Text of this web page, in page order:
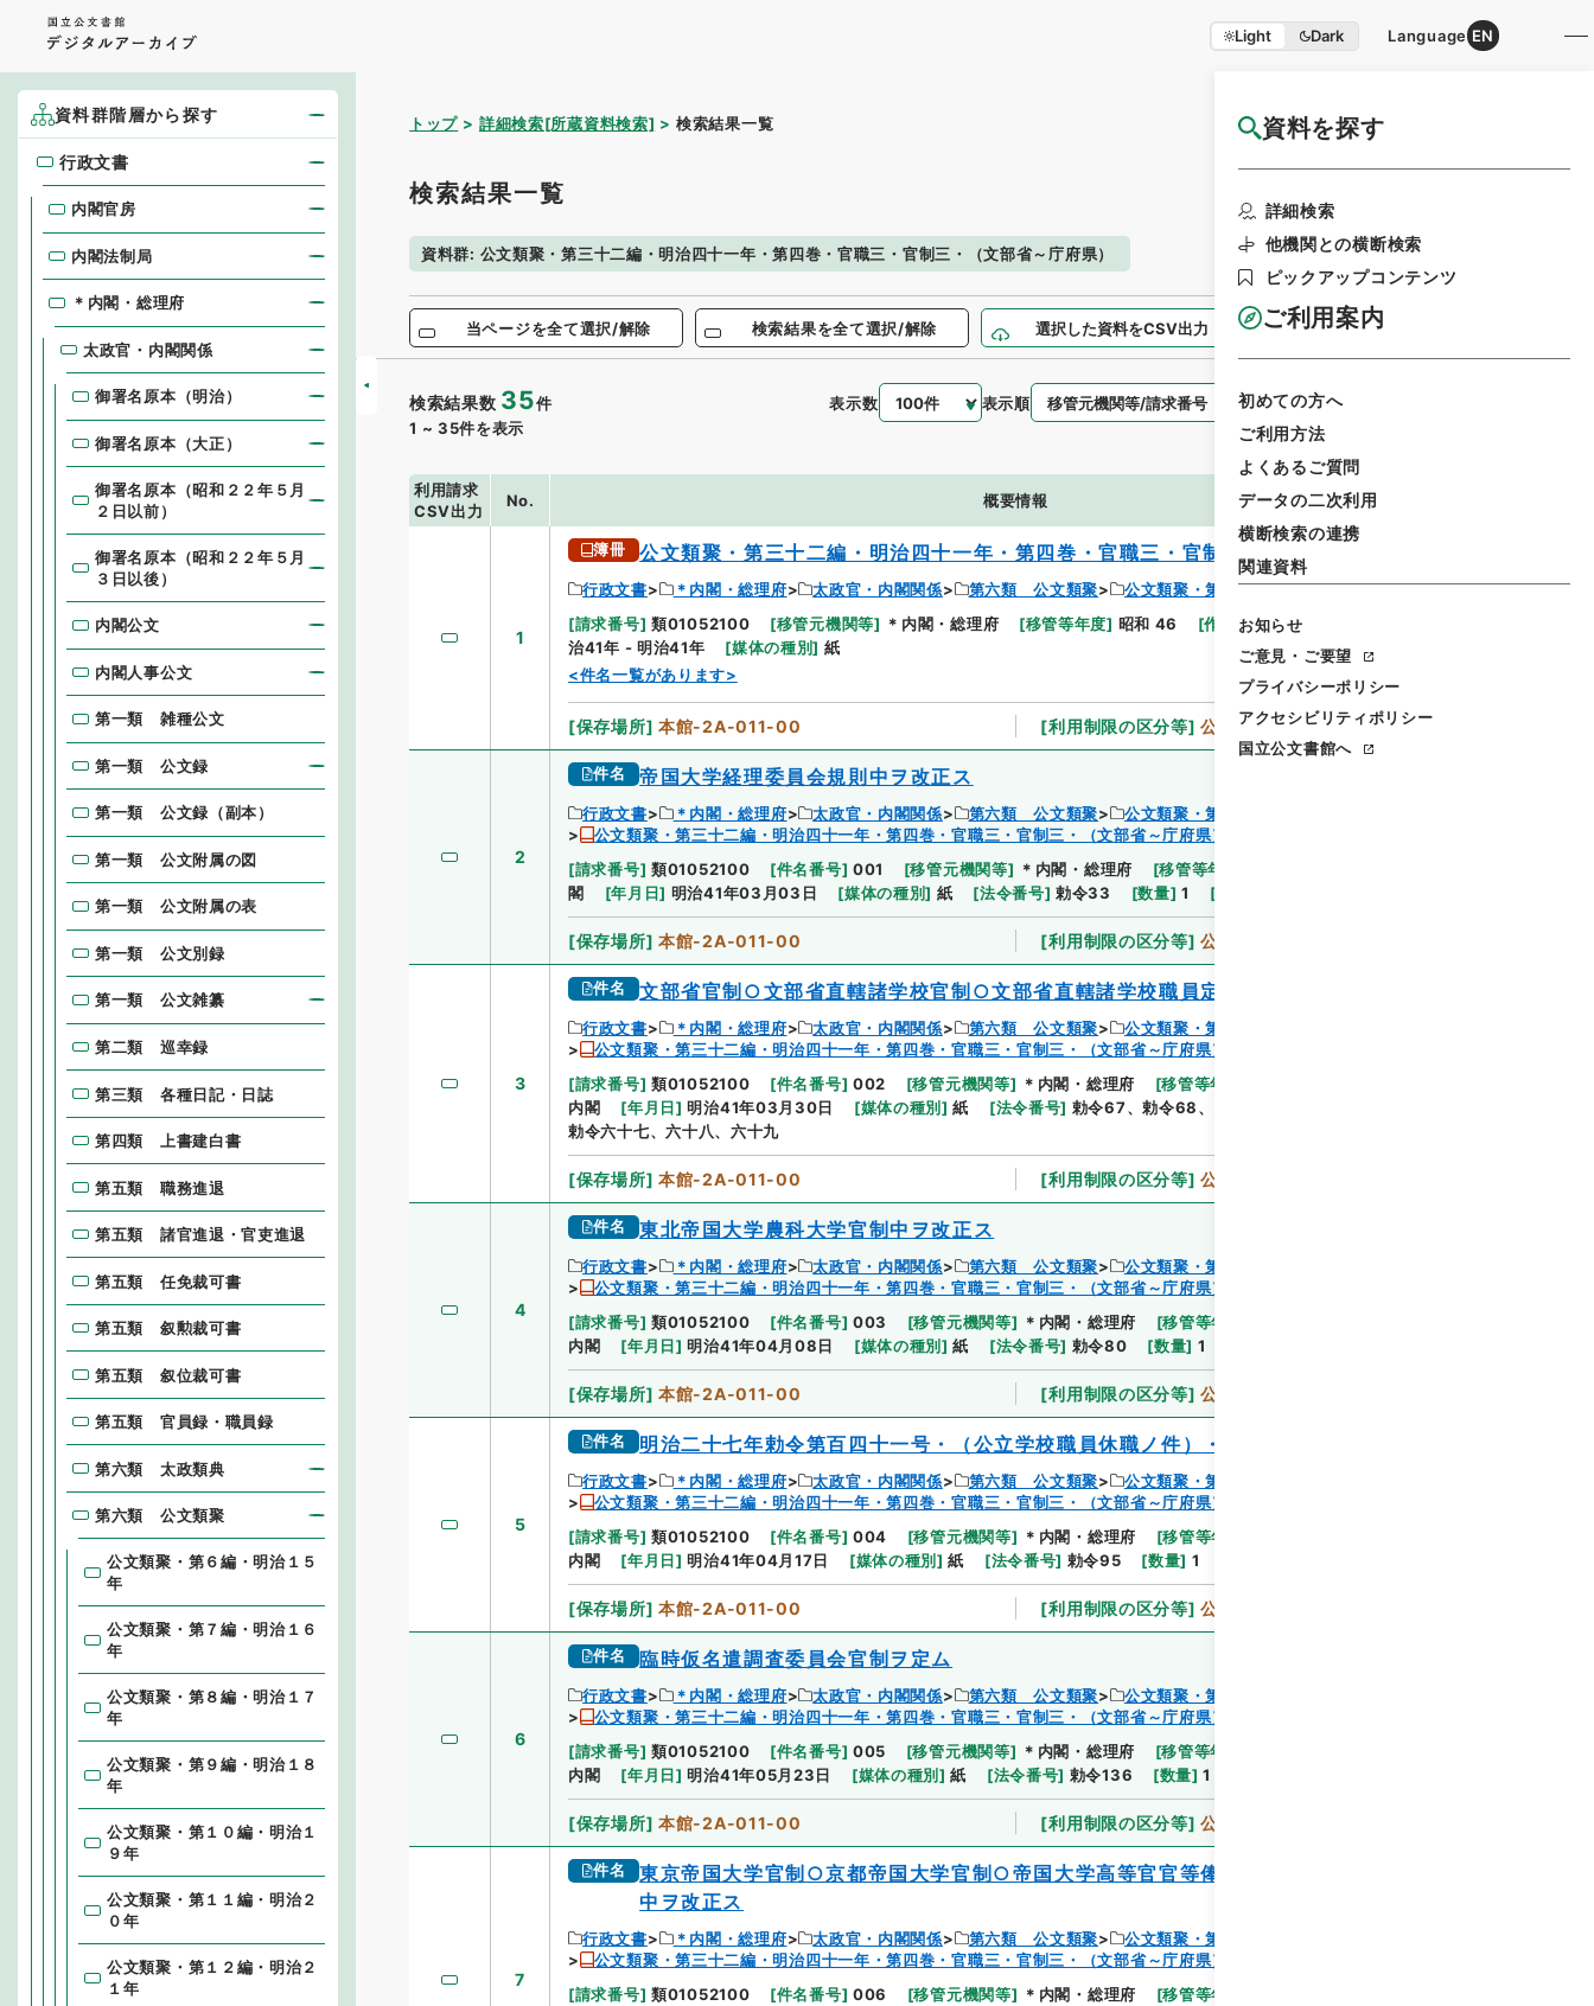
Light Dark Language EN
資料を探す
詳細検索
他機関との横断検索
ピックアップコンテンツ
ご利用案内
初めての方へ
ご利用方法
よくあるご質問
データの二次利用
横断検索の連携
関連資料
お知らせ
ご意見・ご要望
プライバシーポリシー
アクセシビリティポリシー
国立公文書館へ
トップ 詳細検索[所蔵資料検索] 検索結果一覧 国立公文書館HP利用案内
検索結果一覧
資料群: 公文類聚・第三十二編・明治四十一年・第四巻・官職三・官制三・（文部省～庁府県）
当ページを全て選択/解除 検索結果を全て選択/解除 選択した資料をCSV出力 選択した資料を利用請求
検索結果数 35件
1 ~ 35件を表示
表示数 表示順 表示スタイル
利用請求
CSV出力
No. 概要情報
1
簿冊 公文類聚・第三十二編・明治四十一年・第四巻・官職三・官制三・（文部省～庁府県）
行政文書 ＊内閣・総理府 太政官・内閣関係 第六類 公文類聚
公文類聚・第３２編・明治４１年
[請求番号] 類01052100 [移管元機関等] ＊内閣・総理府 [移管等年度] 昭和 46 [作成・取得者]
治41年 - 明治41年
[媒体の種別] 紙
<件名一覧があります>
[保存場所] 本館-2A-011-00 [利用制限の区分等] 公開
2
件名 帝国大学経理委員会規則中ヲ改正ス
行政文書 ＊内閣・総理府 太政官・内閣関係 第六類 公文類聚
公文類聚・第３２編・明治４１年
公文類聚・第三十二編・明治四十一年・第四巻・官職三・官制三・（文部省～庁府県）
[請求番号] 類01052100 [件名番号] 001 [移管元機関等] ＊内閣・総理府 [移管等年度
閣
[年月日] 明治41年03月03日 [媒体の種別] 紙 [法令番号] 勅令33 [数量] 1 [
[保存場所] 本館-2A-011-00 [利用制限の区分等] 公開
3
件名 文部省官制○文部省直轄諸学校官制○文部省直轄諸学校職員定員令中ヲ改正ス
行政文書 ＊内閣・総理府 太政官・内閣関係 第六類 公文類聚
公文類聚・第３２編・明治４１年
公文類聚・第三十二編・明治四十一年・第四巻・官職三・官制三・（文部省～庁府県）
[請求番号] 類01052100 [件名番号] 002 [移管元機関等] ＊内閣・総理府 [移管等年度
内閣
[年月日] 明治41年03月30日 [媒体の種別] 紙 [法令番号] 勅令67、勅令68、勅令69
勅令六十七、六十八、六十九
[保存場所] 本館-2A-011-00 [利用制限の区分等] 公開
4
件名 東北帝国大学農科大学官制中ヲ改正ス
行政文書 ＊内閣・総理府 太政官・内閣関係 第六類 公文類聚
公文類聚・第３２編・明治４１年
公文類聚・第三十二編・明治四十一年・第四巻・官職三・官制三・（文部省～庁府県）
[請求番号] 類01052100 [件名番号] 003 [移管元機関等] ＊内閣・総理府 [移管等年度
内閣
[年月日] 明治41年04月08日 [媒体の種別] 紙 [法令番号] 勅令80 [数量] 1
[保存場所] 本館-2A-011-00 [利用制限の区分等] 公開
5
件名 明治二十七年勅令第百四十一号・（公立学校職員休職ノ件）・中ヲ改正ス
行政文書 ＊内閣・総理府 太政官・内閣関係 第六類 公文類聚
公文類聚・第３２編・明治４１年
公文類聚・第三十二編・明治四十一年・第四巻・官職三・官制三・（文部省～庁府県）
[請求番号] 類01052100 [件名番号] 004 [移管元機関等] ＊内閣・総理府 [移管等年度
内閣
[年月日] 明治41年04月17日 [媒体の種別] 紙 [法令番号] 勅令95 [数量] 1
[保存場所] 本館-2A-011-00 [利用制限の区分等] 公開
6
件名 臨時仮名遣調査委員会官制ヲ定ム
行政文書 ＊内閣・総理府 太政官・内閣関係 第六類 公文類聚
公文類聚・第３２編・明治４１年
公文類聚・第三十二編・明治四十一年・第四巻・官職三・官制三・（文部省～庁府県）
[請求番号] 類01052100 [件名番号] 005 [移管元機関等] ＊内閣・総理府 [移管等年度
内閣
[年月日] 明治41年05月23日 [媒体の種別] 紙 [法令番号] 勅令136 [数量] 1
[保存場所] 本館-2A-011-00 [利用制限の区分等] 公開
7
件名
東京帝国大学官制○京都帝国大学官制○帝国大学高等官官等俸給令○文武判任官等級表
中ヲ改正ス
行政文書 ＊内閣・総理府 太政官・内閣関係 第六類 公文類聚
公文類聚・第３２編・明治４１年
公文類聚・第三十二編・明治四十一年・第四巻・官職三・官制三・（文部省～庁府県）
[請求番号] 類01052100 [件名番号] 006 [移管元機関等] ＊内閣・総理府 [移管等年度
資料群階層から探す
行政文書
行政文書
内閣官房
内閣法制局
＊内閣・総理府
太政官・内閣関係
御署名原本（明治）
御署名原本（大正）
御署名原本（昭和２２年５月
２日以前）
御署名原本（昭和２２年５月
３日以後）
内閣公文
内閣人事公文
第一類 雑種公文
第一類 公文録
第一類 公文録（副本）
第一類 公文附属の図
第一類 公文附属の表
第一類 公文別録
第一類 公文雑纂
第二類 巡幸録
第三類 各種日記・日誌
第四類 上書建白書
第五類 職務進退
第五類 諸官進退・官吏進退
第五類 任免裁可書
第五類 叙勲裁可書
第五類 叙位裁可書
第五類 官員録・職員録
第六類 太政類典
第六類 公文類聚
公文類聚・第６編・明治１５
年
公文類聚・第７編・明治１６
年
公文類聚・第８編・明治１７
年
公文類聚・第９編・明治１８
年
公文類聚・第１０編・明治１
９年
公文類聚・第１１編・明治２
０年
公文類聚・第１２編・明治２
１年